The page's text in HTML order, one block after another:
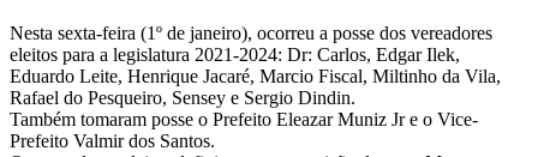
Nesta sexta-feira (1º de janeiro), ocorreu a posse dos vereadores
eleitos para a legislatura 2021-2024: Dr: Carlos, Edgar Ilek,
Eduardo Leite, Henrique Jacaré, Marcio Fiscal, Miltinho da Vila,
Rafael do Pesqueiro, Sensey e Sergio Dindin.
Também tomaram posse o Prefeito Eleazar Muniz Jr e o Vice-
Prefeito Valmir dos Santos.